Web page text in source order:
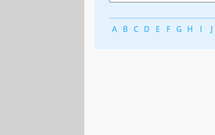
A B C D E F G H I J